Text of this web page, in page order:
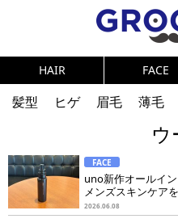
HAIR FACE
髪型 ヒゲ 眉毛 薄毛
ニ
メンズコスメ
NEWS
テストステロン
ウ
FACE
uno新作オールイ
メンズスキンケア
2026.06.08